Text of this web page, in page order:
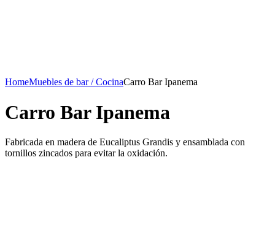
HomeMuebles de bar / CocinaCarro Bar Ipanema
Carro Bar Ipanema
Fabricada en madera de Eucaliptus Grandis y ensamblada con
tornillos zincados para evitar la oxidación.